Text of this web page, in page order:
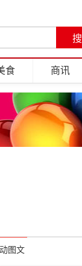
食 商讯
图文